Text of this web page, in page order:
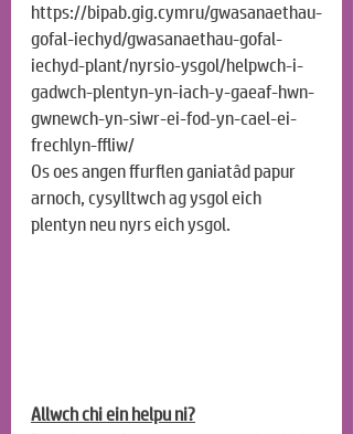
https://bipab.gig.cymru/gwasanaethau-
gofal-iechyd/gwasanaethau-gofal-
iechyd-plant/nyrsio-ysgol/helpwch-i-
gadwch-plentyn-yn-iach-y-gaeaf-hwn-
gwnewch-yn-siwr-ei-fod-yn-cael-ei-
frechlyn-ffliw/
Os oes angen ffurflen ganiatâd papur
arnoch, cysylltwch ag ysgol eich
plentyn neu nyrs eich ysgol.
Allwch chi ein helpu ni?